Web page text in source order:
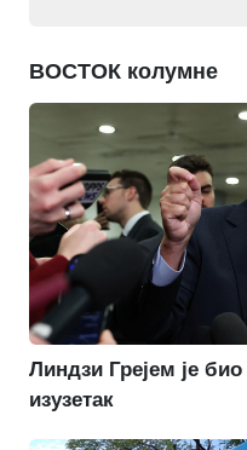
ВОСТОК колумне
Линдзи Грејем је
изузетак